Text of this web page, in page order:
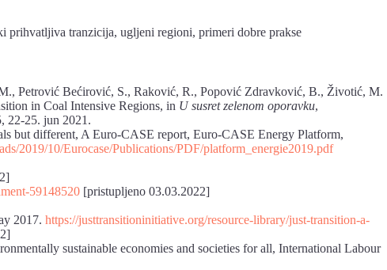
prihvatljiva tranzicija, ugljeni regioni, primeri dobre prakse
Petrović Bećirović, S., Raković, R., Popović Zdravković, B., Životić, M.
in Coal Intensive Regions, in U susret zelenom oporavku,
22-25. jun 2021.
but different, A Euro-CASE report, Euro-CASE Energy Platform,
2019/10/Eurocase/Publications/PDF/platform_energie2019.pdf
59148520 [pristupljeno 03.03.2022]
2017. https://justtransitioninitiative.org/resource-library/just-transition-a-
sustainable economies and societies for all, International Labour